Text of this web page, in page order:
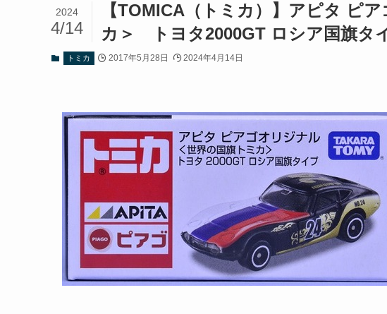
【TOMICA（トミカ）】アピタ ピ
カ＞ トヨタ2000GT ロシア国旗タ
2024
4/14
トミカ 2017年5月28日 2024年4月14日